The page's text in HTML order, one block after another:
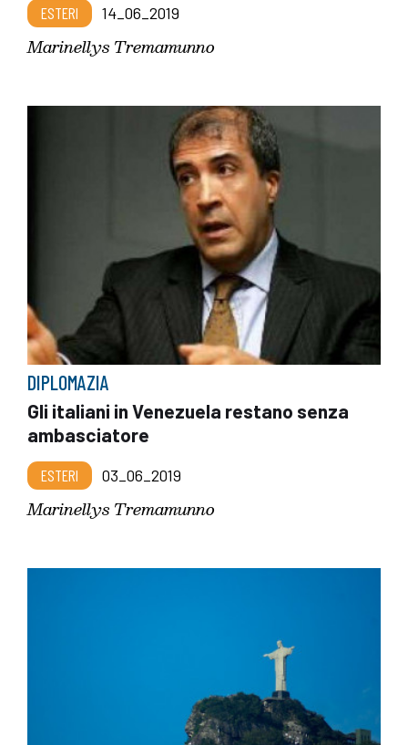
ESTERI 14_06_2019
Marinellys Tremamunno
DIPLOMAZIA
Gli italiani in Venezuela restano senza
ambasciatore
ESTERI 03_06_2019
Marinellys Tremamunno